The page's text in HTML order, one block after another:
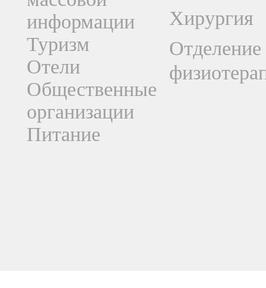
информации
Туризм
Отели
Общественные
организации
Питание
Хирургия
Отделение